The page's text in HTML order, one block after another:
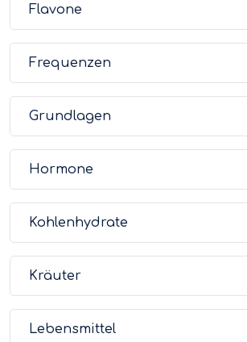
Flavone
Frequenzen
Grundlagen
Hormone
Kohlenhydrate
Kräuter
Lebensmittel